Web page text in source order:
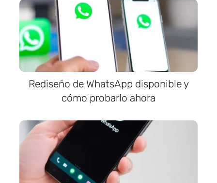
Rediseño de WhatsApp disponible y
cómo probarlo ahora